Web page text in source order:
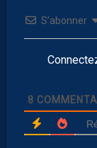
S’abonner
8